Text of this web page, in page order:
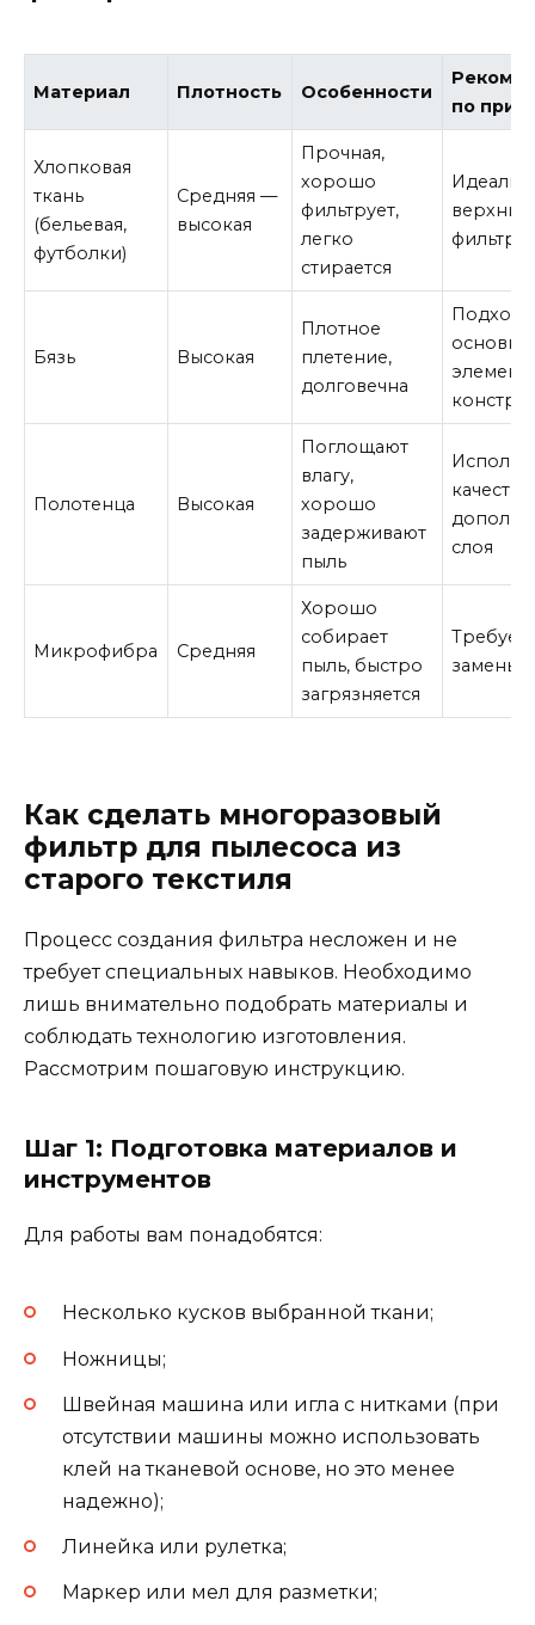
Материал Плотность Особенности
по
Хлопковая
ткань
(бельевая,
футболки)
Средняя —
высокая
Прочная,
хорошо
фильтрует,
легко
стирается
верхних
фильтра
Бязь Высокая
Плотное
плетение,
долговечна
Полотенца Высокая
Поглощают
влагу,
хорошо
задерживают
пыль
качестве
слоя
Микрофибра Средняя
Хорошо
собирает
пыль, быстро
загрязняется
Требует
замены
Как сделать многоразовый
фильтр для пылесоса из
старого текстиля
Процесс создания фильтра несложен и не
требует специальных навыков. Необходимо
лишь внимательно подобрать материалы и
соблюдать технологию изготовления.
Рассмотрим пошаговую инструкцию.
Шаг 1: Подготовка материалов и
инструментов
Для работы вам понадобятся:
Несколько кусков выбранной ткани;
Ножницы;
Швейная машина или игла с нитками (при
отсутствии машины можно использовать
клей на тканевой основе, но это менее
надежно);
Линейка или рулетка;
Маркер или мел для разметки;